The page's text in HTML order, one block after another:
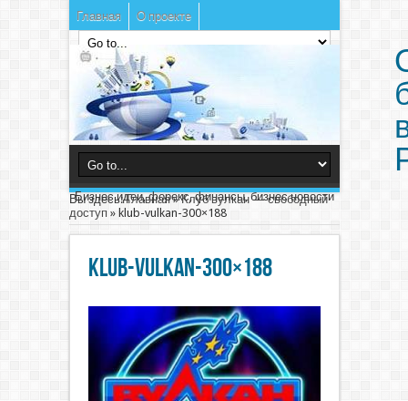
Главная О проекте
Бизнес идеи, форекс, финансы, бизнес новости
Вы здесь:Главная»Клуб вулкан — свободный
доступ» klub-vulkan-300×188
klub-vulkan-300×188